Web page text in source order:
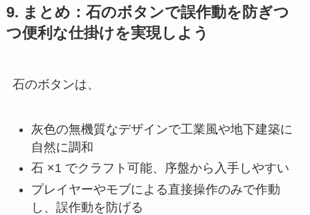
9. まとめ：石のボタンで誤作動を防ぎつ
つ便利な仕掛けを実現しよう
石のボタンは、
灰色の無機質なデザインで工業風や地下建築に
自然に調和
石 ×1 でクラフト可能、序盤から入手しやすい
プレイヤーやモブによる直接操作のみで作動
し、誤作動を防げる